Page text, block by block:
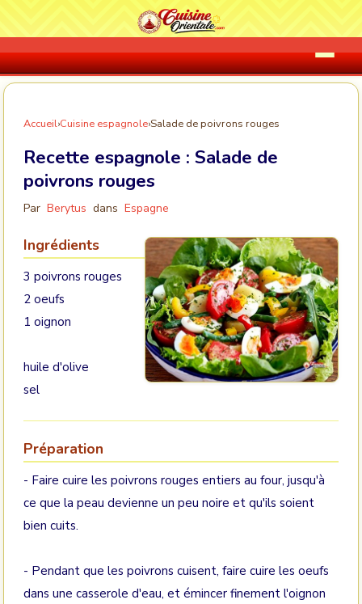
Accueil›Cuisine espagnole›Salade de poivrons rouges
Recette espagnole : Salade de
poivrons rouges
Par Berytus dans Espagne
Ingrédients
3 poivrons rouges
2 oeufs
1 oignon
huile d'olive
sel
Préparation
- Faire cuire les poivrons rouges entiers au four, jusqu'à
ce que la peau devienne un peu noire et qu'ils soient
bien cuits.
- Pendant que les poivrons cuisent, faire cuire les oeufs
dans une casserole d'eau, et émincer finement l'oignon